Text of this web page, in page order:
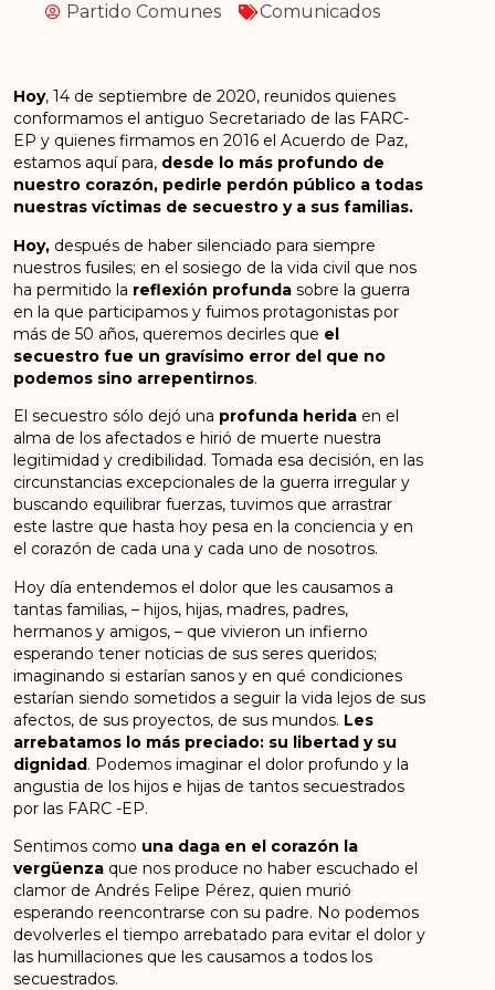
Partido Comunes Comunicados
Hoy, 14 de septiembre de 2020, reunidos quienes
conformamos el antiguo Secretariado de las FARC-
EP y quienes firmamos en 2016 el Acuerdo de Paz,
estamos aquí para, desde lo más profundo de
nuestro corazón, pedirle perdón público a todas
nuestras víctimas de secuestro y a sus familias.
Hoy, después de haber silenciado para siempre
nuestros fusiles; en el sosiego de la vida civil que nos
ha permitido la reflexión profundasobre la guerra
en la que participamos y fuimos protagonistas por
más de 50 años, queremos decirles que el
secuestro fue un gravísimo error del que no
podemos sino arrepentirnos.
El secuestro sólo dejó una profunda herida en el
alma de los afectados e hirió de muerte nuestra
legitimidad y credibilidad. Tomada esa decisión, en las
circunstancias excepcionales de la guerra irregular y
buscando equilibrar fuerzas, tuvimos que arrastrar
este lastre que hasta hoy pesa en la conciencia y en
el corazón de cada una y cada uno de nosotros.
Hoy día entendemos el dolor que les causamos a
tantas familias, – hijos, hijas, madres, padres,
hermanos y amigos, – que vivieron un infierno
esperando tener noticias de sus seres queridos;
imaginando si estarían sanos y en qué condiciones
estarían siendo sometidos a seguir la vida lejos de sus
afectos, de sus proyectos, de sus mundos. Les
arrebatamos lo más preciado: su libertad y su
dignidad. Podemos imaginar el dolor profundo y la
angustia de los hijos e hijas de tantos secuestrados
por las FARC -EP.
Sentimos como una daga en el corazón la
vergüenza que nos produce no haber escuchado el
clamor de Andrés Felipe Pérez, quien murió
esperando reencontrarse con su padre. No podemos
devolverles el tiempo arrebatado para evitar el dolor y
las humillaciones que les causamos a todos los
secuestrados.